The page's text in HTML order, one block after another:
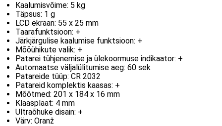
Kaalumisvõime: 5 kg
Täpsus: 1 g
LCD ekraan: 55 x 25 mm
Taarafunktsioon: +
Järkjärgulise kaalumise funktsioon: +
Mõõühikute valik: +
Patarei tühjenemise ja ülekoormuse indikaator: +
Automaatse väljalülitumise aeg: 60 sek
Patareide tüüp: CR 2032
Patareid komplektis kaasas: +
Mõõtmed: 201 x 184 x 16 mm
Klaasplaat: 4 mm
Ultraõhuke disain: +
Värv: Oranž